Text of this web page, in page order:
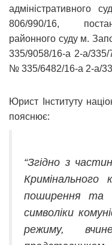
адміністративного
806/990/16,
районного суду м.
335/9058/16-а 2-а/335/
№ 335/6482/16-а 2-а/
Юрист Інституту
пояснює:
“Згідно з
Кримінального
поширення та
символіки
режиму,